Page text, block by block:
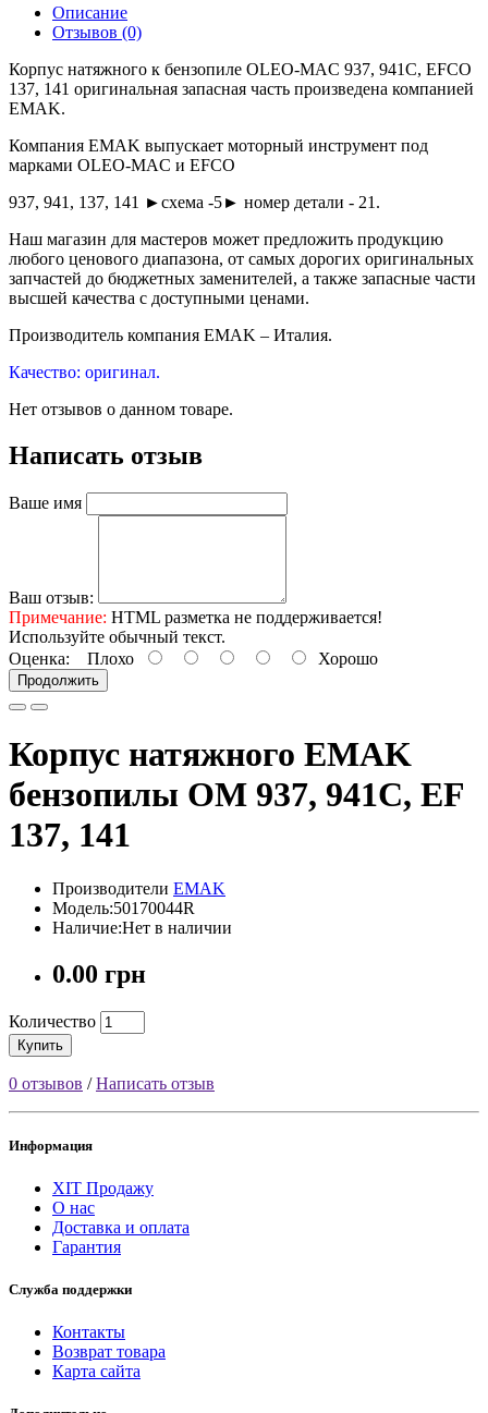
Описание
Отзывов (0)
Корпус натяжного к бензопиле OLEO-MAC 937, 941С, EFCO
137, 141 оригинальная запасная часть произведена компанией
EMAK.
Компания EMAK выпускает моторный инструмент под
марками OLEO-MAC и EFCO
937, 941, 137, 141 ►схема -5► номер детали - 21.
Наш магазин для мастеров может предложить продукцию
любого ценового диапазона, от самых дорогих оригинальных
запчастей до бюджетных заменителей, а также запасные части
высшей качества с доступными ценами.
Производитель компания EMAK – Италия.
Качество: оригинал.
Нет отзывов о данном товаре.
Написать отзыв
Ваше имя
Ваш отзыв:
Примечание: HTML разметка не поддерживается!
Используйте обычный текст.
Оценка: Плохо Хорошо
Продолжить
Корпус натяжного EMAK
бензопилы OM 937, 941С, EF
137, 141
Производители EMAK
Модель:50170044R
Наличие:Нет в наличии
0.00 грн
Количество
Купить
0 отзывов /Написать отзыв
Информация
ХІТ Продажу
О нас
Доставка и оплата
Гарантия
Служба поддержки
Контакты
Возврат товара
Карта сайта